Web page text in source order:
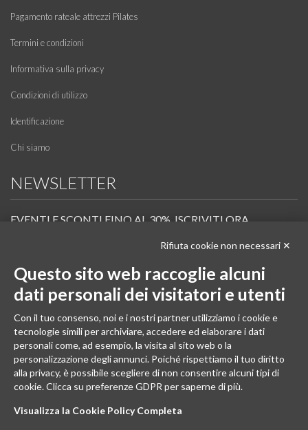
Pagamento rateale attrezzi Pilates
Termini e condizioni
Informativa sulla privacy
Condizioni di utilizzo
Identificazione
Chi siamo
NEWSLETTER
EVENTI E SCONTI FINO AL 30%. ISCRIVITI ORA.
Scopri in anteprima i nuovi prodotti, le promozioni riservate ai professionisti e resta
Iscrivi alla Newsletter
SEGUICI
Rifiuta cookie non necessari ✕
Questo sito web raccoglie alcuni
dati personali dei visitatori e utenti
Con il tuo consenso, noi e i nostri partner utilizziamo i cookie e
tecnologie simili per archiviare, accedere ed elaborare i dati
personali come, ad esempio, la visita al sito web o la
personalizzazione degli annunci. Poiché rispettiamo il tuo diritto
alla privacy, è possibile scegliere di non consentire alcuni tipi di
cookie. Clicca su preferenze GDPR per saperne di più.
Visualizza la Cookie Policy Completa